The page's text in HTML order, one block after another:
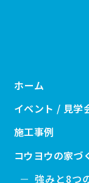
ホーム
イベント / 見学
施工事例
コウヨウの家づ
強みと8つ